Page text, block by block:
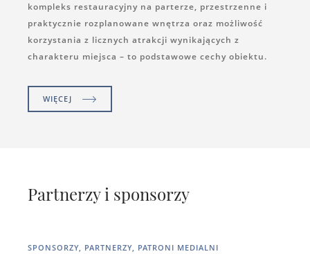
kompleks restauracyjny na parterze, przestrzenne i
praktycznie rozplanowane wnętrza oraz możliwość
korzystania z licznych atrakcji wynikających z
charakteru miejsca – to podstawowe cechy obiektu.
WIĘCEJ
Partnerzy i sponsorzy
SPONSORZY, PARTNERZY, PATRONI MEDIALNI